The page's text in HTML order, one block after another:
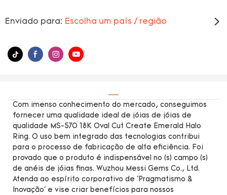
Enviado para: Escolha um país / região
Com imenso conhecimento do mercado, conseguimos
fornecer uma qualidade ideal de jóias de jóias de
qualidade MS-570 18K Oval Cut Create Emerald Halo
Ring. O uso bem integrado das tecnologias contribui
para o processo de fabricação de alta eficiência. Foi
provado que o produto é indispensável no (s) campo (s)
de anéis de jóias finas. Wuzhou Messi Gems Co., Ltd.
Atenda ao espírito corporativo de 'Pragmatismo &
Inovação' e vise criar benefícios para nossos